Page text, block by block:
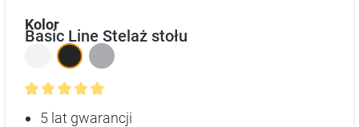
Kolorauswählen
Basic Line Stelaż stołu
Średnia ocena 4.9 z 5 gwiazdek
5 lat gwarancji